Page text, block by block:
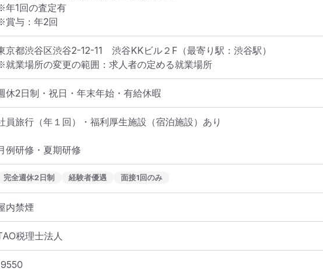
年1回の査定有
賞与：年2回
京都渋谷区渋谷2-12-11　渋谷KKビル２F （最寄り駅：渋谷駅）
就業場所の変更の範囲：求人者の定める就業場所
休2日制・祝日・年末年始・有給休暇
員旅行（年１回）・福利厚生施設（宿泊施設）あり
例研修・夏期研修
完全週休2日制 経験者優遇 面接1回のみ
内禁煙
税理士法人